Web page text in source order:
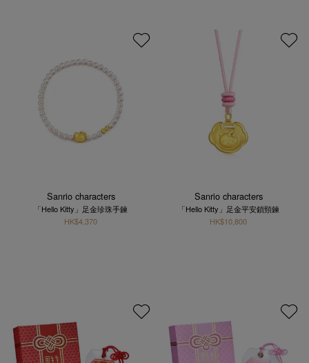
Sanrio characters
「Hello Kitty」足金珍珠手鍊
HK$4,370
Sanrio characters
「Hello Kitty」足金平安鎖頸鍊
HK$10,800